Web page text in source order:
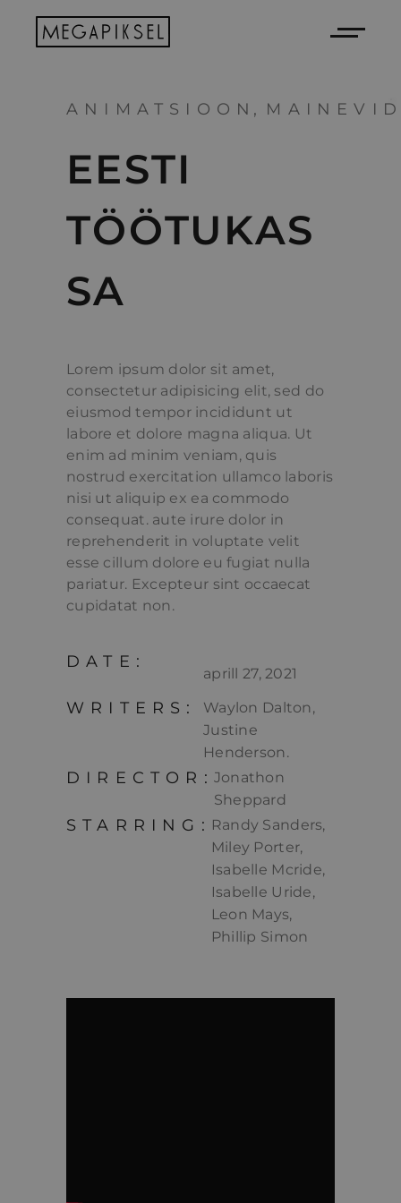
ANIMATSIOON
EESTI
TÖÖTUKAS
SA
Lorem ipsum dolor sit amet,
consectetur adipisicing elit, sed do
eiusmod tempor incididunt ut
labore et dolore magna aliqua. Ut
enim ad minim veniam, quis
nostrud exercitation ullamco laboris
nisi ut aliquip ex ea commodo
consequat. aute irure dolor in
reprehenderit in voluptate velit
esse cillum dolore eu fugiat nulla
pariatur. Excepteur sint occaecat
cupidatat non.
DATE:
aprill 27, 2021
WRITERS:
Waylon Dalton,
Justine
Henderson.
DIRECTOR: Jonathon
Sheppard
STARRING: Randy Sanders,
Miley Porter,
Isabelle Mcride,
Isabelle Uride,
Leon Mays,
Phillip Simon